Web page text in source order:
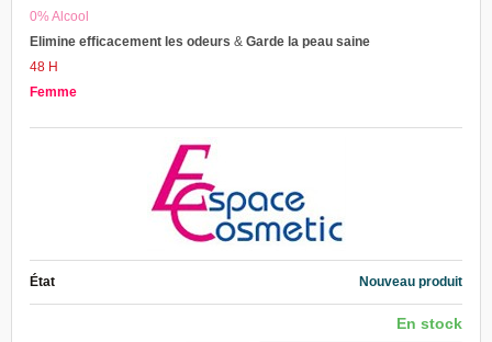
0% Alcool
Elimine efficacement les odeurs & Garde la peau saine
48 H
Femme
État Nouveau produit
En stock